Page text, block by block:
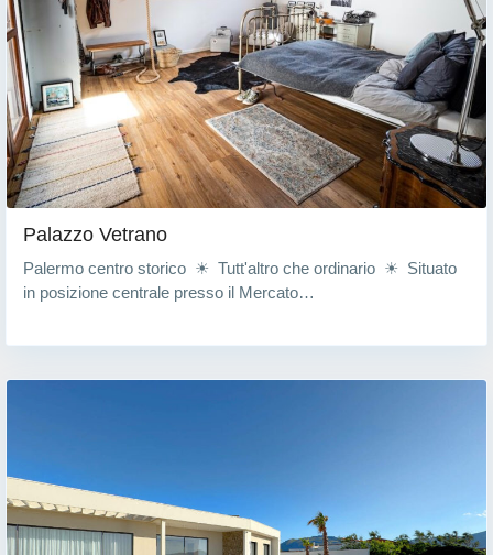
Palazzo Vetrano
Palermo centro storico ☀ Tutt'altro che ordinario ☀ Situato
in posizione centrale presso il Mercato…